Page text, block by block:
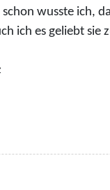
wusste ich,
ich es geliebt sie
Trendsetter in
bediente.
Jahre her, ich